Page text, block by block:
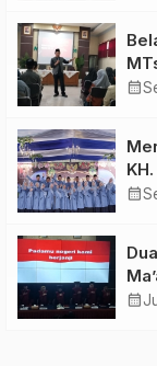
calendar_month
calendar_month
calendar_month